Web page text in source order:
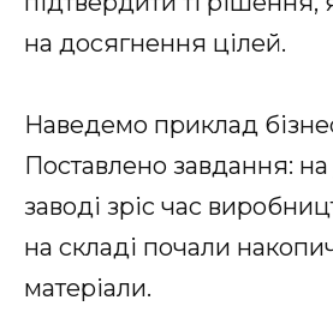
на досягнення цілей.
Наведемо приклад
Поставлено завдання:
заводі зріс час
на складі почали
матеріали.